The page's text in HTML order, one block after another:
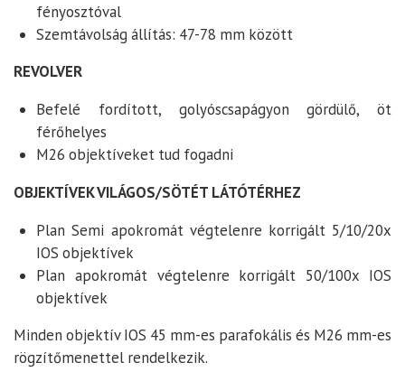
fényosztóval
Szemtávolság állítás: 47-78 mm között
REVOLVER
Befelé fordított, golyóscsapágyon gördülő, öt
férőhelyes
M26 objektíveket tud fogadni
OBJEKTÍVEK VILÁGOS/SÖTÉT LÁTÓTÉRHEZ
Plan Semi apokromát végtelenre korrigált 5/10/20x
IOS objektívek
Plan apokromát végtelenre korrigált 50/100x IOS
objektívek
Minden objektív IOS 45 mm-es parafokális és M26 mm-es
rögzítőmenettel rendelkezik.